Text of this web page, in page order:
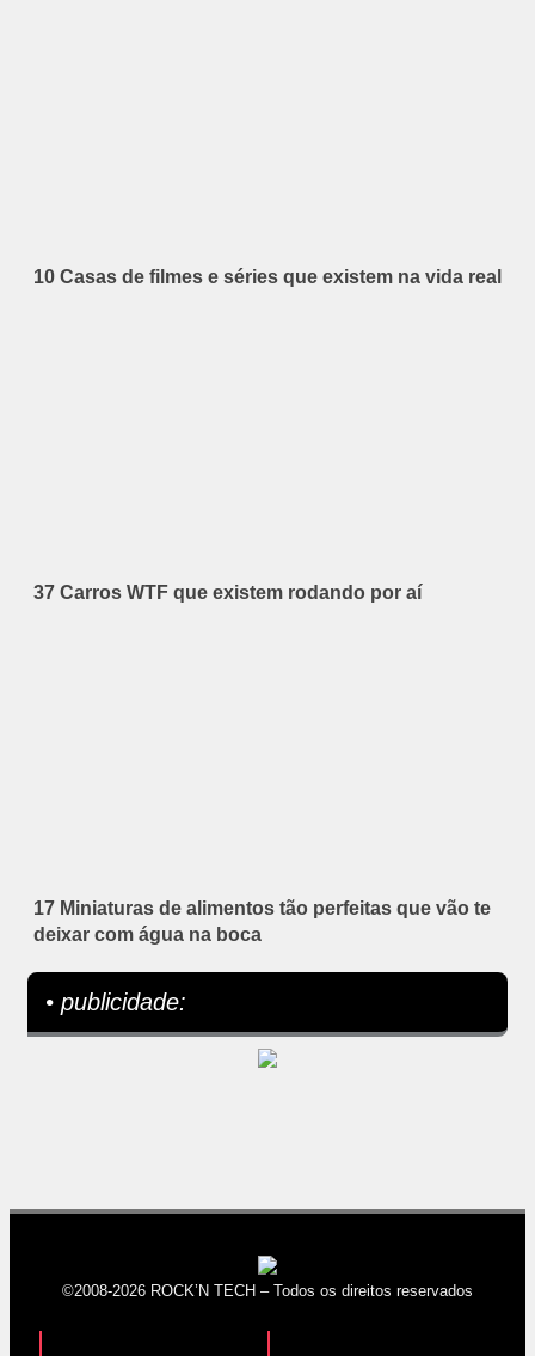
10 Casas de filmes e séries que existem na vida real
37 Carros WTF que existem rodando por aí
17 Miniaturas de alimentos tão perfeitas que vão te
deixar com água na boca
• publicidade:
©2008-2026 ROCK’N TECH – Todos os direitos reservados